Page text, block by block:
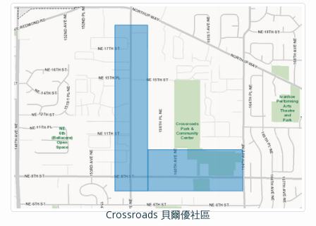
Crossroads 貝爾優社區